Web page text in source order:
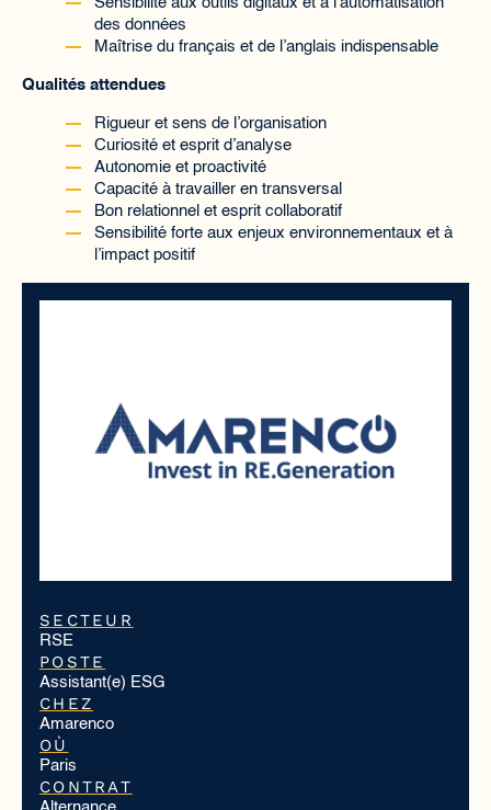
des données
Maîtrise du français et de l’anglais indispensable
Qualités attendues
Rigueur et sens de l’organisation
Curiosité et esprit d’analyse
Autonomie et proactivité
Capacité à travailler en transversal
Bon relationnel et esprit collaboratif
Sensibilité forte aux enjeux environnementaux et à
l’impact positif
SECTEUR
RSE
POSTE
Assistant(e) ESG
CHEZ
Amarenco
OÙ
Paris
CONTRAT